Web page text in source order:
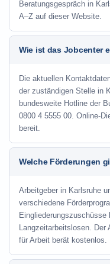
Beratungsgespräch in
A–Z auf dieser Website.
Wie ist das Jobcenter
Die aktuellen
der zuständigen Stelle in
bundesweite Hotline der
0800 4 5555 00. Online-
bereit.
Welche Förderungen
Arbeitgeber in Karlsruhe
verschiedene
Langzeitarbeitslosen. Der
für Arbeit berät kostenlos.